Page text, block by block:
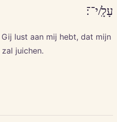
עָלָֽ/י־־׃
lust aan mij hebt, dat mijn
juichen.